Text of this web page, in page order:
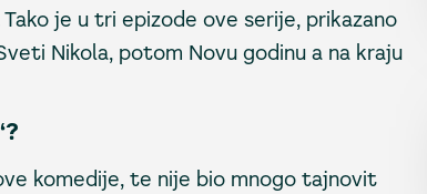
je u tri epizode ove serije, prikazano
Nikola, potom Novu godinu a na kraju
komedije, te nije bio mnogo tajnovit